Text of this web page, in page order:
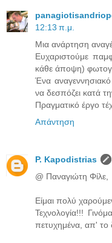
12:13 π.μ.
Mια ανάρτηση
Ευχαριστούμε
κάθε άποψη)
Ένα
να δεσπόζει κατά
Πραγματικό έργο
Απάντηση
P. Kapodistrias
@ Παναγιώτη Φίλε,
Είμαι πολύ
Τεχνολογία!!!
πετυχημένα, απ' το